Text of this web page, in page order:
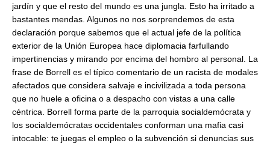
jardín y que el resto del mundo es una jungla. Esto ha irritado a
bastantes mendas. Algunos no nos sorprendemos de esta
declaración porque sabemos que el actual jefe de la política
exterior de la Unión Europea hace diplomacia farfullando
impertinencias y mirando por encima del hombro al personal. La
frase de Borrell es el típico comentario de un racista de modales
afectados que considera salvaje e incivilizada a toda persona
que no huele a oficina o a despacho con vistas a una calle
céntrica. Borrell forma parte de la parroquia socialdemócrata y
los socialdemócratas occidentales conforman una mafia casi
intocable: te juegas el empleo o la subvención si denuncias sus